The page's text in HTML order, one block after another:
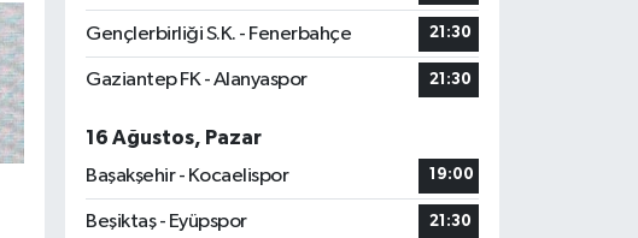
Gençlerbirliği S.K. - Fenerbahçe 21:30
Gaziantep FK - Alanyaspor 21:30
16 Ağustos, Pazar
Başakşehir - Kocaelispor
19:00
Beşiktaş - Eyüpspor 21:30